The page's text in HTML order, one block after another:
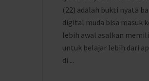
(22) adalah bukti nyata
digital muda bisa masuk
lebih awal asalkan
untuk belajar lebih dari
di ...